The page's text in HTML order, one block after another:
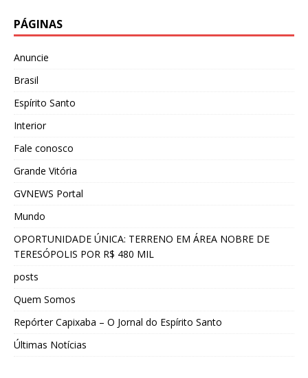
PÁGINAS
Anuncie
Brasil
Espírito Santo
Interior
Fale conosco
Grande Vitória
GVNEWS Portal
Mundo
OPORTUNIDADE ÚNICA: TERRENO EM ÁREA NOBRE DE
TERESÓPOLIS POR R$ 480 MIL
posts
Quem Somos
Repórter Capixaba – O Jornal do Espírito Santo
Últimas Notícias